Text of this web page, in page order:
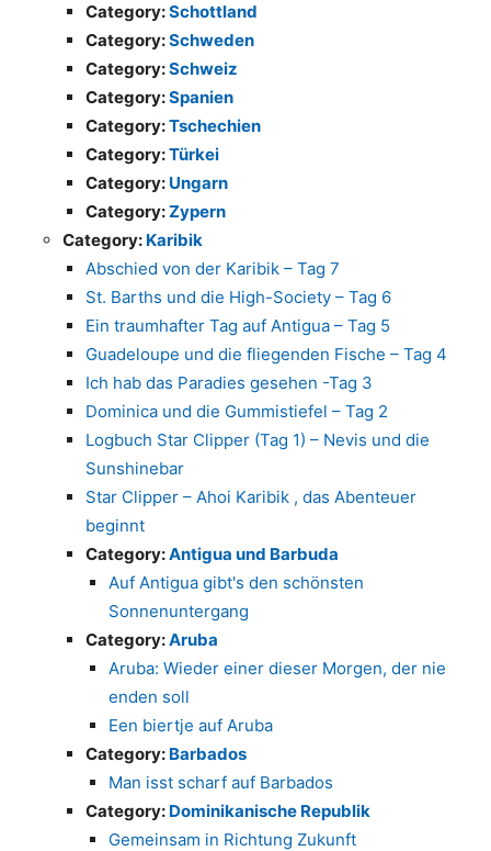
Category:Schottland
Category:Schweden
Category:Schweiz
Category:Spanien
Category:Tschechien
Category:Türkei
Category: Ungarn
Category:Zypern
Category: Karibik
Abschied von der Karibik – Tag 7
St. Barths und die High-Society – Tag 6
Ein traumhafter Tag auf Antigua – Tag 5
Guadeloupe und die fliegenden Fische – Tag 4
Ich hab das Paradies gesehen -Tag 3
Dominica und die Gummistiefel – Tag 2
Logbuch Star Clipper (Tag 1) – Nevis und die
Sunshinebar
Star Clipper – Ahoi Karibik , das Abenteuer
beginnt
Category:Antigua und Barbuda
Auf Antigua gibt's den schönsten
Sonnenuntergang
Category:Aruba
Aruba: Wieder einer dieser Morgen, der nie
enden soll
Een biertje auf Aruba
Category: Barbados
Man isst scharf auf Barbados
Category: Dominikanische Republik
Gemeinsam in Richtung Zukunft